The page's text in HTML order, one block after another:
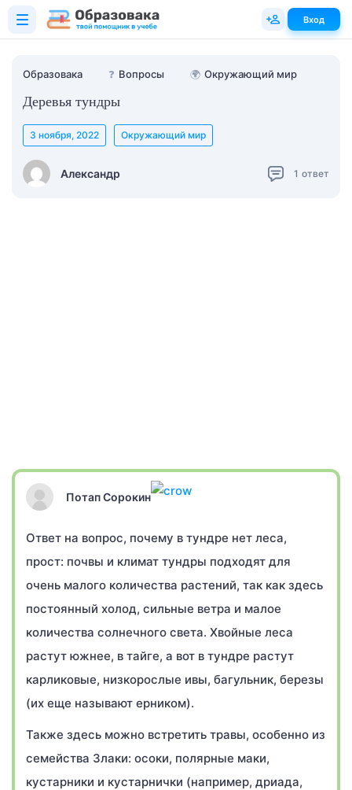
Образовака ❓ Вопросы 🌍 Окружающий мир
Деревья тундры
Александр
3 ноября, 2022 Окружающий мир
1 ответ
Потап Сорокин
Ответ на вопрос, почему в тундре нет леса,
прост: почвы и климат тундры подходят для
очень малого количества растений, так как здесь
постоянный холод, сильные ветра и малое
количества солнечного света. Хвойные леса
растут южнее, в тайге, а вот в тундре растут
карликовые, низкорослые ивы, багульник, березы
(их еще называют ерником).
Также здесь можно встретить травы, особенно из
семейства Злаки: осоки, полярные маки,
кустарники и кустарнички (например, дриада,
Вход